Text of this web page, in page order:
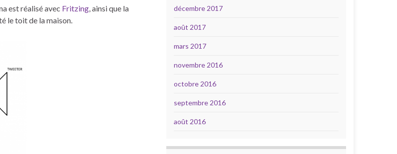
est réalisé avec Fritzing, ainsi que la
le toit de la maison.
décembre 2017
août 2017
mars 2017
novembre 2016
octobre 2016
septembre 2016
août 2016